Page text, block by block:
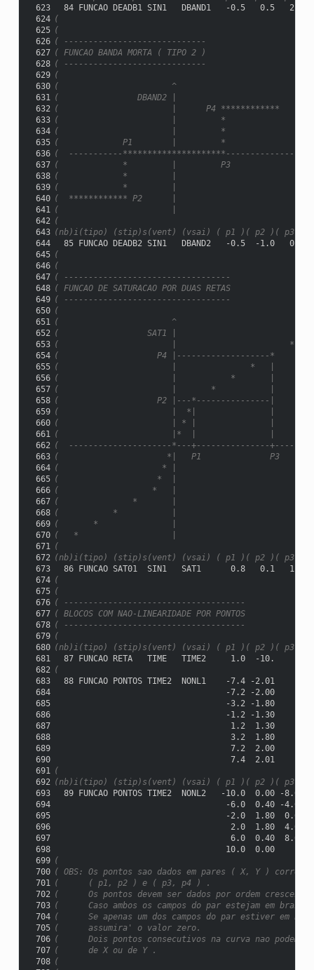
623
84 FUNCAO DEADB1 SIN1   DBAND1   -0.5   0.5   2.0
624 (
625 (
626 ( -----------------------------
627 ( FUNCAO BANDA MORTA ( TIPO 2 )
628 ( -----------------------------
629 (
630 (                       ^
631
(                DBAND2 |
632 (                       |      P4 ************
633 (                       |         *
634 (                       |         *
635 (             P1        |         *
636 (  -----------*********************------------------
637 (             *         |         P3               X
638 (             *         |
639 (             *         |
640 (  ************ P2      |
641
(                       |
642 (
643 (nb)i(tipo) (stip)s(vent) (vsai) ( p1 )( p2 )( p3 )(
644
85 FUNCAO DEADB2 SIN1   DBAND2   -0.5  -1.0   0.5
645 (
646 (
647 ( ----------------------------------
648 ( FUNCAO DE SATURACAO POR DUAS RETAS
649 ( ----------------------------------
650 (
651
(                       ^
652 (                  SAT1 |
653 (                       |                       *
654 (                    P4 |-------------------*
655 (                       |               *   |
656 (                       |           *       |
657 (                       |       *           |
658 (                    P2 |---*---------------|
659 (                       |  *|               |
660 (                       | * |               |
661
(                       |*  |               |
662 (  ---------------------*---+---------------
663 (                      *|   P1              P3      X
664 (                     * |
665 (                    *  |
666 (                   *   |
667 (               *       |
668 (           *           |
669 (       *               |
670 (   *                   |
671
(
672 (nb)i(tipo) (stip)s(vent) (vsai) ( p1 )( p2 )( p3 )(
673
86 FUNCAO SAT01  SIN1   SAT1      0.8   0.1   1.0
674 (
675 (
676 ( -------------------------------------
677 ( BLOCOS COM NAO-LINEARIDADE POR PONTOS
678 ( -------------------------------------
679 (
680 (nb)i(tipo) (stip)s(vent) (vsai) ( p1 )( p2 )( p3 )(
681
  87 FUNCAO RETA   TIME   TIME2     1.0  -10.
682 (
683
  88 FUNCAO PONTOS TIME2  NONL1    -7.4 -2.01
684
                                   -7.2 -2.00
685
                                   -3.2 -1.80
686
                                   -1.2 -1.30
687
                                    1.2  1.30
688
                                    3.2  1.80
689
                                    7.2  2.00
690
                                    7.4  2.01
691
(
692 (nb)i(tipo) (stip)s(vent) (vsai) ( p1 )( p2 )( p3 )(
693
89 FUNCAO PONTOS TIME2  NONL2   -10.0  0.00 -8.0
694
-6.0  0.40 -4.0
695
-2.0  1.80  0.0
696
2.0  1.80  4.0
697
6.0  0.40  8.0
698
                                   10.0  0.00
699 (
700 ( OBS: Os pontos sao dados em pares ( X, Y )
701
(      ( p1, p2 ) e ( p3, p4 ) .
702 (      Os pontos devem ser dados por ordem crescente
703 (      Caso ambos os campos do par estejam em
704 (      Se apenas um dos campos do par estiver em
705 (      assumira' o valor zero.
706 (      Dois pontos consecutivos na curva nao podem
707 (      de X ou de Y .
708 (